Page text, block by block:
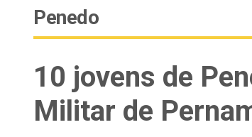
Penedo
10 jovens de
Militar de